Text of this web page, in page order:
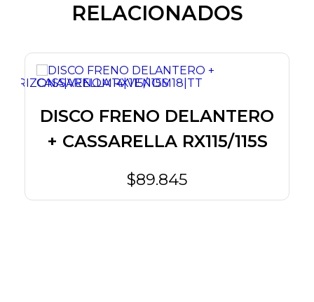
RELACIONADOS
DISCO FRENO DELANTERO
+ CASSARELLA RX115/115S
$89.845